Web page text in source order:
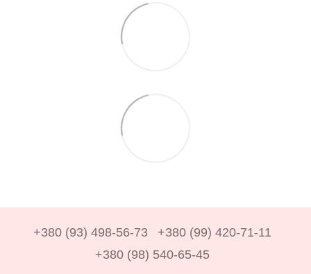
+380 (93) 498-56-73
+380 (99) 420-71-11
+380 (98) 540-65-45